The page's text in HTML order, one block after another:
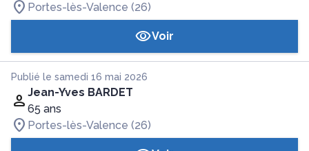
Portes-lès-Valence (26)
Voir
Publié le samedi 16 mai 2026
Jean-Yves BARDET
65 ans
Portes-lès-Valence (26)